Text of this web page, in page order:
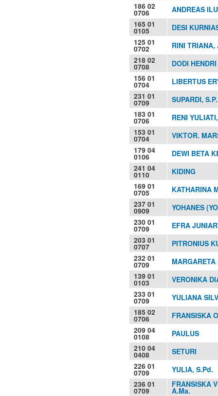
186 02
0706
ANDREAS
165 01
0105
DESI
125 01
0702
RINI TRIANA,
218 02
0708
DODI
156 01
0704
LIBERTUS
231 01
0709
SUPARDI, S.P.
183 01
0706
RENI
153 01
0704
VIKTOR.
179 04
0106
DEWI BETA
241 04
0110
KIDING
169 01
0705
KATHARINA
237 01
0909
YOHANES
230 01
0709
EFRA
203 01
0707
PITRONIUS
232 01
0709
139 01
0103
VERONIKA
233 01
0709
YULIANA
185 02
0706
FRANSISKA
209 04
0108
PAULUS
210 04
0408
SETURI
226 01
0709
YULIA, S.Pd.
236 01
0709
FRANSISKA
A.Ma.